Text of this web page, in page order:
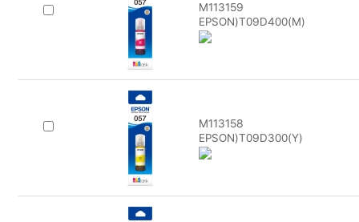
M113159
EPSON)T09D400(M)
M113158
EPSON)T09D300(Y)